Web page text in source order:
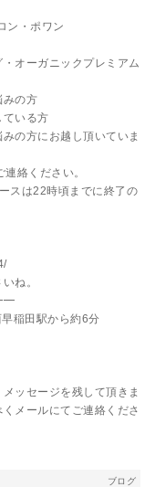
・ポワン
オーガニックプレミアム
みの方
ている方
の方にお越し頂いていま
絡ください。
スは22時頃までに終了の
ね。
稲田駅から約6分
ッセージを残して頂きま
メールにてご連絡くださ
ブログ